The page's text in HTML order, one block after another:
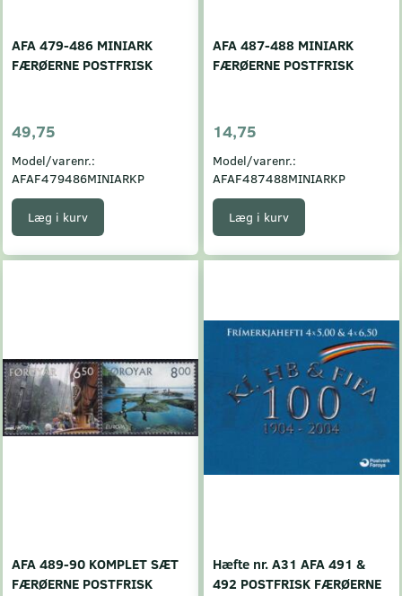
AFA 479-486 MINIARK
FÆRØERNE POSTFRISK
49,75
Model/varenr.:
AFAF479486MINIARKP
Læg i kurv
AFA 487-488 MINIARK
FÆRØERNE POSTFRISK
14,75
Model/varenr.:
AFAF487488MINIARKP
Læg i kurv
AFA 489-90 KOMPLET SÆT
FÆRØERNE POSTFRISK
Hæfte nr. A31 AFA 491 &
492 POSTFRISK FÆRØERNE